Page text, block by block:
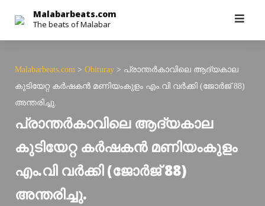
content
Malabarbeats.com
The beats of Malabar
Malabarbeats.com > Obituray > പ്രാന്തര്‍കാവിലെ ആദ്യകാല
കുടിയേറ്റ കര്‍ഷകന്‍ മണിയംകുളം എം.വി വര്‍ക്കി (ജോര്‍ജ് 88)
അന്തരിച്ചു.
പ്രാന്തര്‍കാവിലെ ആദ്യകാല
കുടിയേറ്റ കര്‍ഷകന്‍ മണിയംകുളം
എം.വി വര്‍ക്കി (ജോര്‍ജ് 88)
അന്തരിച്ചു.